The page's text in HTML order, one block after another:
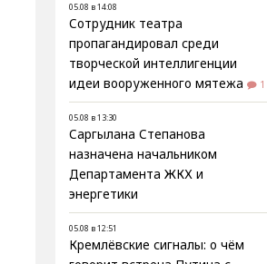
05.08 в 14:08
Сотрудник театра
пропагандировал среди
творческой интеллигенции
идеи вооруженного мятежа
1
05.08 в 13:30
Саргылана Степанова
назначена начальником
Департамента ЖКХ и
энергетики
05.08 в 12:51
Кремлёвские сигналы: о чём